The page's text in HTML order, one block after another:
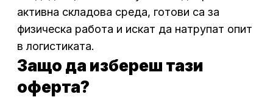
активна складова среда, готови са за
физическа работа и искат да натрупат опит
в логистиката.
Защо да избереш тази
оферта?